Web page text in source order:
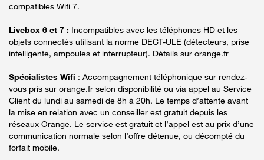
compatibles Wifi 7.
Livebox 6 et 7 : Incompatibles avec les téléphones HD et les
objets connectés utilisant la norme DECT-ULE (détecteurs, prise
intelligente, ampoules et interrupteur). Détails sur orange.fr
Spécialistes Wifi : Accompagnement téléphonique sur rendez-
vous pris sur orange.fr selon disponibilité ou via appel au Service
Client du lundi au samedi de 8h à 20h. Le temps d’attente avant
la mise en relation avec un conseiller est gratuit depuis les
réseaux Orange. Le service est gratuit et l’appel est au prix d’une
communication normale selon l’offre détenue, ou décompté du
forfait mobile.